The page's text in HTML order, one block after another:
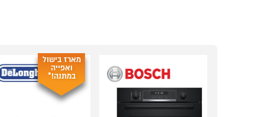
מארז בישול
ואפייה
במתנה!*